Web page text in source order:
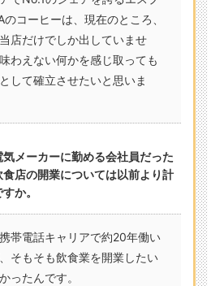
コーヒーは、現在のところ、
店だけでしか出していませ
わえない何かを感じ取っても
して確立させたいと思いま
メーカーに勤める会社員だった
店の開業については以前より計
か。
帯電話キャリアで約20年働い
そもそも飲食業を開業したい
ったんです。